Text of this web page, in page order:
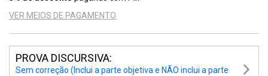
VER MEIOS DE PAGAMENTO
PROVA DISCURSIVA:
Sem correção (Inclui a parte objetiva e NÃO inclui a parte